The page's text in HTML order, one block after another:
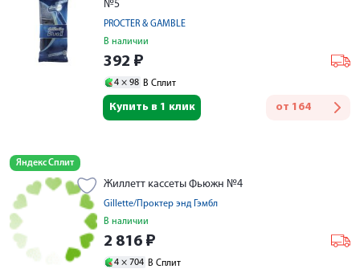
№5
PROCTER & GAMBLE
В наличии
392 ₽
4 × 98 В Сплит
от 164
Купить в 1 клик
Яндекс Сплит
Жиллетт кассеты Фьюжн №4
Gillette/Проктер энд Гэмбл
В наличии
2 816 ₽
4 × 704 В Сплит